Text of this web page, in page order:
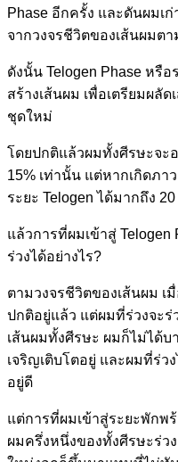
Phase อีกครั้ง และดันผมเ
จากวงจรชีวิตของเส้นผมต
ดังนั้น Telogen Phase หรื
สร้างเส้นผม เพื่อเตรียมผลั
ชุดใหม่
โดยปกติแล้วผมทั้งศีรษะจะอ
15% เท่านั้น แต่หากเกิดภา
ระยะ Telogen ได้มากถึง 20
แล้วการที่ผมเข้าสู่
ร่วงได้อย่างไร?
ตามวงจรชีวิตของเส้นผม เ
ปกติอยู่แล้ว แต่ผมที่ร่วงจะร่
เส้นผมทั้งศีรษะ ผมก็ไม่ได้บ
เจริญเติบโตอยู่ และผมที่ร่
อยู่ดี
แต่การที่ผมเข้าสู่ระยะพักพ
ผมครึ่งหนึ่งของทั้งศีรษะร่ว